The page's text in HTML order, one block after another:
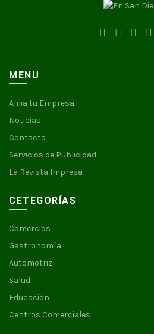
MENU
Afilia tu Empresa
Noticias
Contacto
Servicios de Publicidad
La Revista Impresa
CETEGORÍAS
Comercios
Gastronomía
Automotriz
Salud
Educación
Centros Comerciales